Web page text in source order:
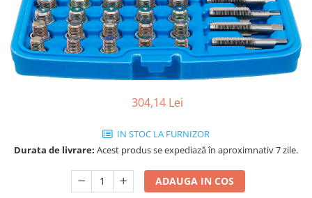
304,14 Lei
IN STOC LA FURNIZOR
Durata de livrare: Acest produs se expediază în aproximnativ 7 zile.
ADAUGA IN COS